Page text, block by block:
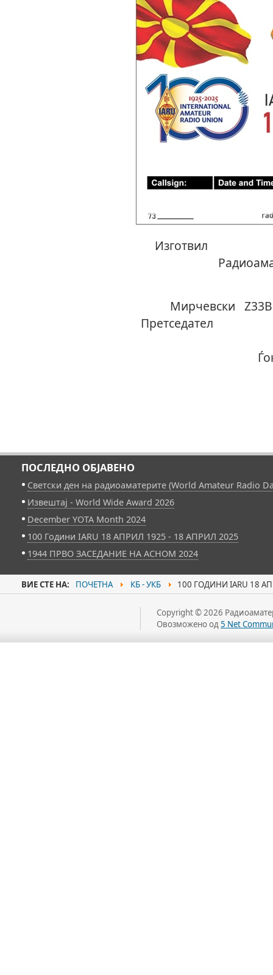
Ѓоко
ПОСЛЕДНО ОБЈАВЕНО
Светски ден на радиоаматерите (World Amateur Radio
Извештај - World Wide Award 2026
December YOTA Month 2024
100 Години IARU 18 АПРИЛ 1925 - 18 АПРИЛ 2025
1944 ПРВО ЗАСЕДАНИЕ НА АСНОМ 2024
ВИЕ СТЕ НА: ПОЧЕТНА КБ - УКБ 100 ГОДИНИ IARU 18
Copyright © 2026
Овозможено од5 Net